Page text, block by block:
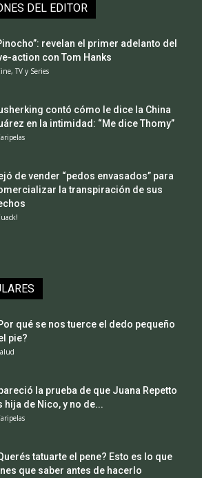
DEL EDITOR
revelan el primer adelanto del
action con Tom Hanks
TV y Series
contó cómo le dice la China
en la intimidad: “Me dice Thomy”
de vender “pedos envasados” para
la transpiración de sus
qué se nos tuerce el dedo pequeño
pie?
la prueba de que Juana Repetto
hija de Nico, y no de...
tatuarte el pene? Esto es lo que
que saber antes de hacerlo